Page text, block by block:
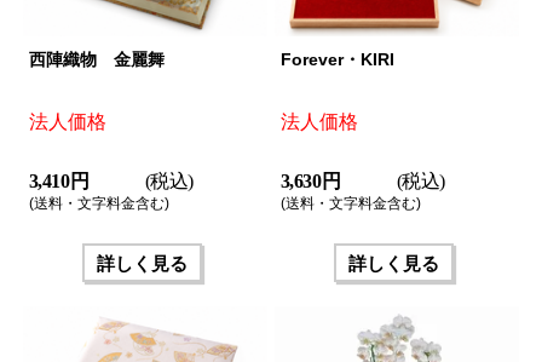
西陣織物 金麗舞
法人価格
3,410 円 (税込)
(送料・文字料金含む)
詳しく見る
Forever・KIRI
法人価格
3,630 円 (税込)
(送料・文字料金含む)
詳しく見る